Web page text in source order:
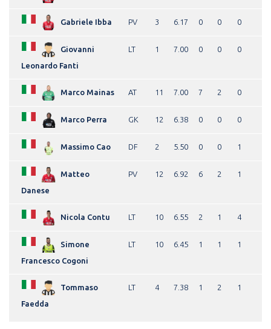
Gabriele Ibba PV 3 6.17 0 0 0
Giovanni
Leonardo Fanti
LT 1 7.00 0 0 0
Marco Mainas AT 11 7.00 7 2 0
Marco Perra GK 12 6.38 0 0 0
Massimo Cao DF 2 5.50 0 0 1
Matteo
Danese
PV 12 6.92 6 2 1
Nicola Contu LT 10 6.55 2 1 4
Simone
Francesco Cogoni
LT 10 6.45 1 1 1
Tommaso
Faedda
LT 4 7.38 1 2 1